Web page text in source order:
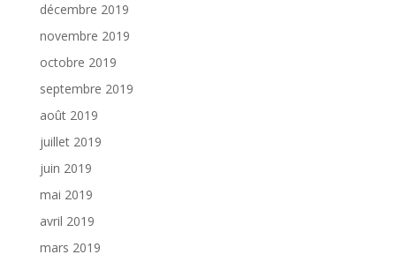
décembre 2019
novembre 2019
octobre 2019
septembre 2019
août 2019
juillet 2019
juin 2019
mai 2019
avril 2019
mars 2019